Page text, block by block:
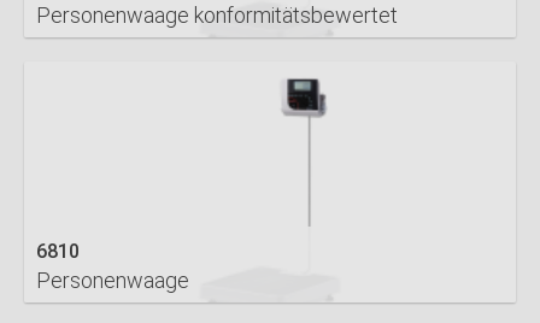
Personenwaage konformitätsbewertet
6810
Personenwaage